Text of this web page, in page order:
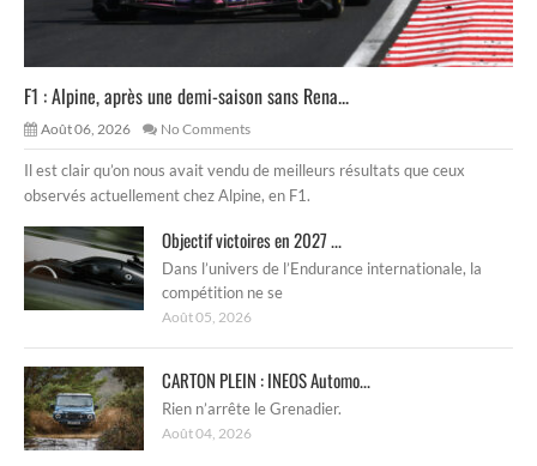
F1 : Alpine, après une demi-saison sans Rena...
Août 06, 2026 No Comments
Il est clair qu’on nous avait vendu de meilleurs résultats que ceux
observés actuellement chez Alpine, en F1.
Objectif victoires en 2027 ...
Dans l’univers de l’Endurance internationale, la
compétition ne se
Août 05, 2026
CARTON PLEIN : INEOS Automo...
Rien n’arrête le Grenadier.
Août 04, 2026